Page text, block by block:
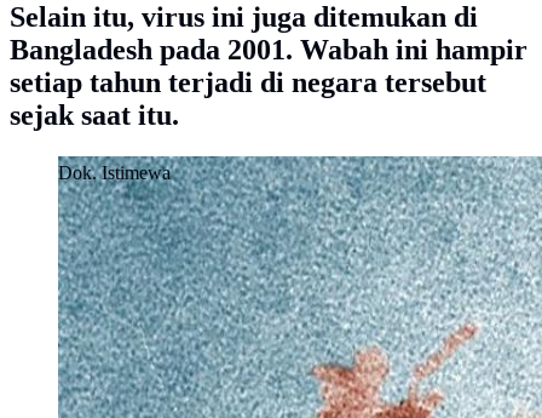
Selain itu, virus ini juga ditemukan di
Bangladesh pada 2001. Wabah ini hampir
setiap tahun terjadi di negara tersebut
sejak saat itu.
Dok. Istimewa